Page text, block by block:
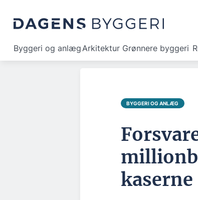
Byggeri og anlægArkitektur Grønnere byggeri
BYGGERI OG ANLÆG
kaserne